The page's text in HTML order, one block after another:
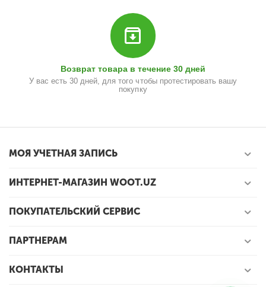
Возврат товара в течение 30 дней
У вас есть 30 дней, для того чтобы протестировать вашу
покупку
МОЯ УЧЕТНАЯ ЗАПИСЬ
ИНТЕРНЕТ-МАГАЗИН WOOT.UZ
ПОКУПАТЕЛЬСКИЙ СЕРВИС
ПАРТНЕРАМ
КОНТАКТЫ